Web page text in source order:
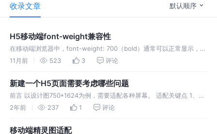
收录文章 默认顺序
H5移动端font-weight兼容性
在移动端浏览器中，font-weight: 700（bold）通常可以正常显示，
但 font-weight: 800 和 900 的兼容性较差，尤其在中文字体或部分系
11月前 523 3 评论
新建一个H5页面需要考虑哪些问题
前言 以设计图750*1624为例，需要适配各种屏幕。 适配关键点 1、
px2rem库。 2、根组件布局外层使用flex布局，使得页面显示区域水平
2年前 237 1 评论
移动端精灵图适配